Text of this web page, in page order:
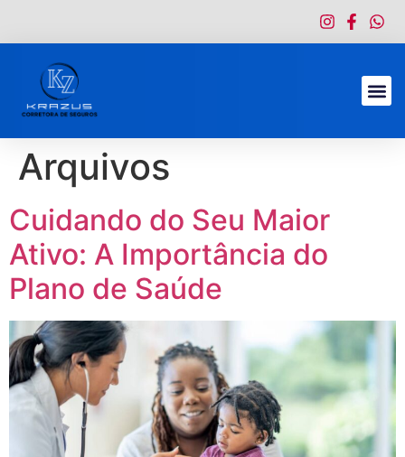
Arquivos
Cuidando do Seu Maior
Ativo: A Importância do
Plano de Saúde